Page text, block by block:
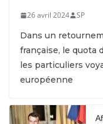
26 avril 2024 SP
Dans un
française, le quota
les particuliers
européenne